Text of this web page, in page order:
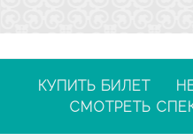
КУПИТЬ БИЛЕТ
СМОТРЕТЬ